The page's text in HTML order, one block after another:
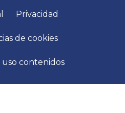
Privacidad
de cookies
contenidos